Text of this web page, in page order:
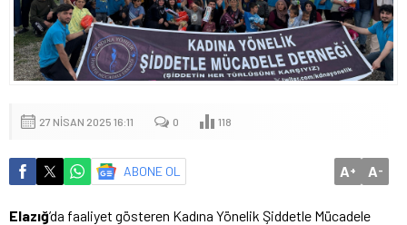
27 NISAN 2025 16:11 0 118
ABONE OL A+ A-
Elazığ’da faaliyet gösteren Kadına Yönelik Şiddetle Mücadele